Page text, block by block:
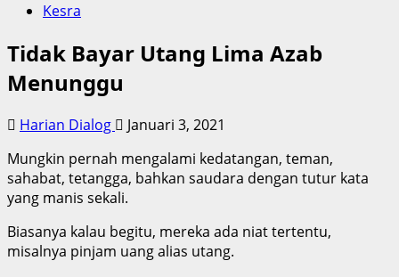
Kesra
Tidak Bayar Utang Lima Azab
Menunggu
Harian Dialog
Januari 3, 2021
Mungkin pernah mengalami kedatangan, teman,
sahabat, tetangga, bahkan saudara dengan tutur kata
yang manis sekali.
Biasanya kalau begitu, mereka ada niat tertentu,
misalnya pinjam uang alias utang.